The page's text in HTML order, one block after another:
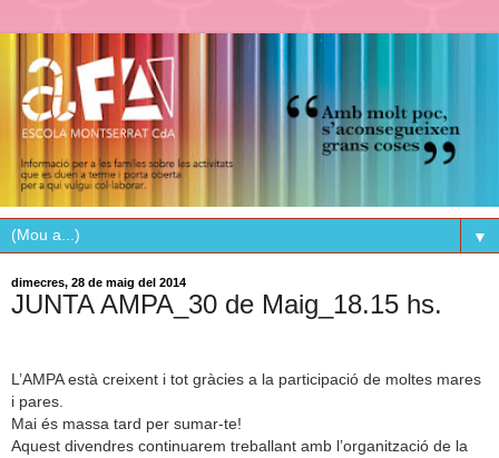
▼
dimecres, 28 de maig del 2014
JUNTA AMPA_30 de Maig_18.15 hs.
L’AMPA està creixent i tot gràcies a la participació de moltes mares
i pares.
Mai és massa tard per sumar-te!
Aquest divendres continuarem treballant amb l’organització de la